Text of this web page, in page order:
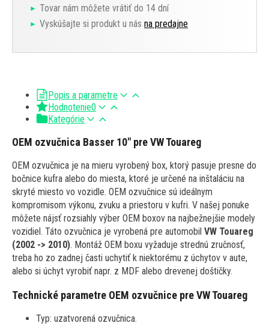
Tovar nám môžete vrátiť do 14 dní
Vyskúšajte si produkt u nás na predajne
Popis a parametre
Hodnotenie0
Kategórie
OEM ozvučnica Basser 10" pre VW Touareg
OEM ozvučnica je na mieru vyrobený box, ktorý pasuje presne do
bočnice kufra alebo do miesta, ktoré je určené na inštaláciu na
skryté miesto vo vozidle. OEM ozvučnice sú ideálnym
kompromisom výkonu, zvuku a priestoru v kufri. V našej ponuke
môžete nájsť rozsiahly výber OEM boxov na najbežnejšie modely
vozidiel. Táto ozvučnica je vyrobená pre automobil VW Touareg
(2002 -> 2010). Montáž OEM boxu vyžaduje strednú zručnosť,
treba ho zo zadnej časti uchytiť k niektorému z úchytov v aute,
alebo si úchyt vyrobiť napr. z MDF alebo drevenej doštičky.
Technické parametre OEM ozvučnice preVW Touareg
Typ: uzatvorená ozvučnica.